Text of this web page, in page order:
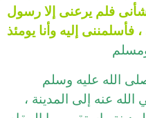
فلم يرعنى إلا رسول
إليه وأنا يومئذ
الله عليه وسلم
عنه إلى المدينة ،